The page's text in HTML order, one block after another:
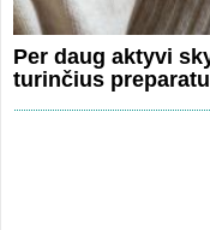
Per daug aktyvi
turinčius